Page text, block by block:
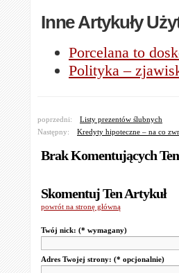
Inne Artykuły
Porcelana to
Polityka –
poprzedni:
Listy prezentów ślubnych
Następny:
Kredyty hipoteczne – na co
Brak Komentujących
Skomentuj Ten Artykuł
powrót na stronę główną
Twój nick: (* wymagany)
Adres Twojej strony: (* opcjonalnie)